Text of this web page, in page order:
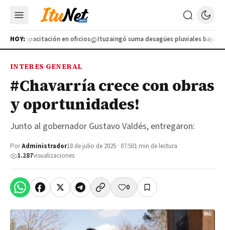
HOY:
capacitación en oficios Ituzaingó suma desagües pluviales bajo
INTERES GENERAL
#Chavarría crece con obras
y oportunidades!
Junto al gobernador Gustavo Valdés, entregaron:
PorAdministrador18 de julio de 2025 · 07:501 min de lectura
1.287visualizaciones
0